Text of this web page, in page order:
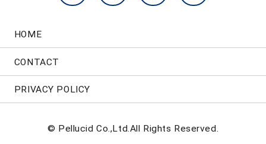
HOME
CONTACT
PRIVACY POLICY
© Pellucid Co.,Ltd.All Rights Reserved.